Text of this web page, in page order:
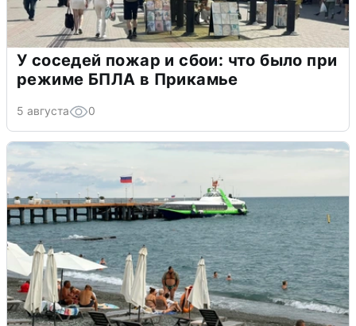
У соседей пожар и сбои: что было при
режиме БПЛА в Прикамье
5 августа 0